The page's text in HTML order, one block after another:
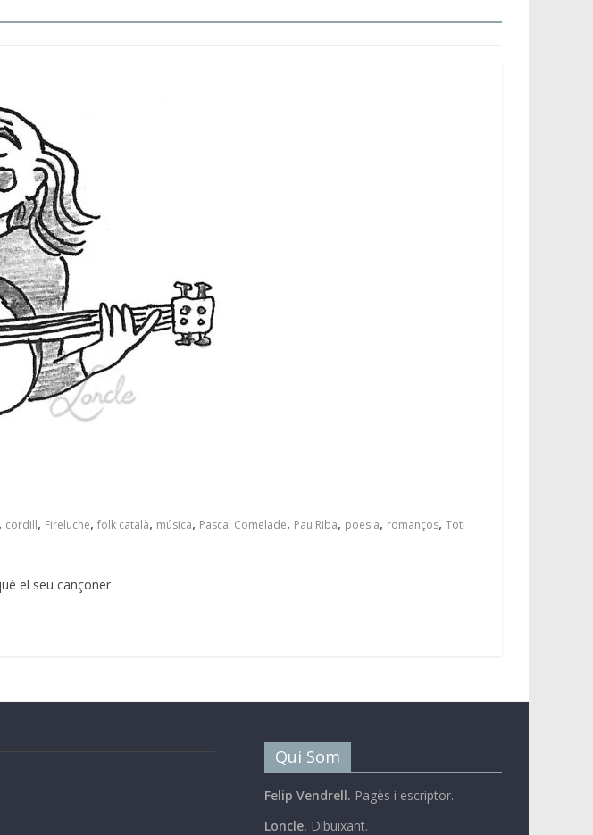
, cordill, Fireluche, folk català, música, Pascal Comelade, Pau Riba, poesia, romanços, Toti
el seu cançoner
Qui Som
Felip Vendrell. Pagès i escriptor.
Loncle. Dibuixant.